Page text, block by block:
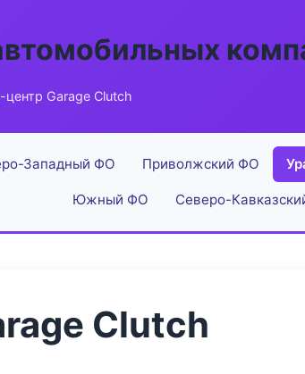
Garage Clutch
Западный ФО Приволжский ФО
Южный ФО Северо-
Clutch